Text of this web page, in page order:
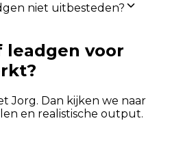
niet uitbesteden?
voor
Jorg. Dan kijken we naar
en realistische output.